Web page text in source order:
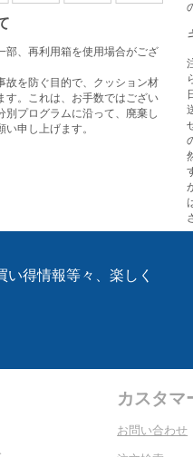
部、再利用箱を使用場合がござ
故を防ぐ目的で、クッション材
す。これは、お手数ではござい
別プログラムに沿って、廃棄し
申し上げます。
得情報等々、楽しく
カスタマ
お問い合わせ